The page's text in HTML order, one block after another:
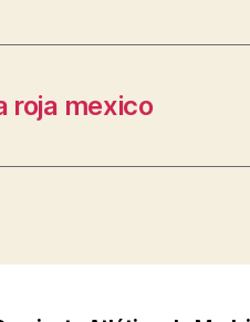
roja mexico